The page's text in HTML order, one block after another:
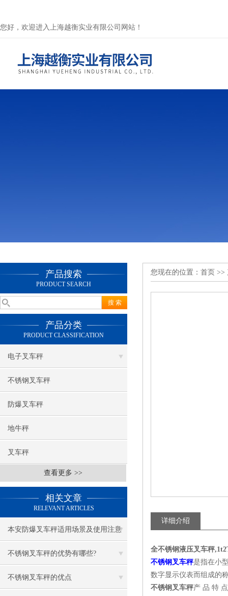
您好，欢迎进入上海越衡实业有限公司网站！
产品搜索
PRODUCT SEARCH
产品分类
PRODUCT CLASSIFICATION
电子叉车秤
不锈钢叉车秤
防爆叉车秤
地牛秤
叉车秤
查看更多 >>
相关文章
RELEVANT ARTICLES
本安防爆叉车秤适用场景及使用注意
事项
不锈钢叉车秤的优势有哪些?
不锈钢叉车秤的优点
您现在的位置： 首页 >>
详细介绍
全不锈钢液压叉车秤
不锈钢叉车秤是指在小
数字显示仪表而组成的
不锈钢叉车秤产 品 特